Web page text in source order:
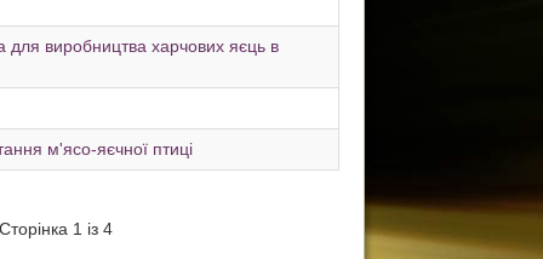
для виробництва харчових яєць в
м'ясо-яєчної птиці
Сторінка 1 із 4